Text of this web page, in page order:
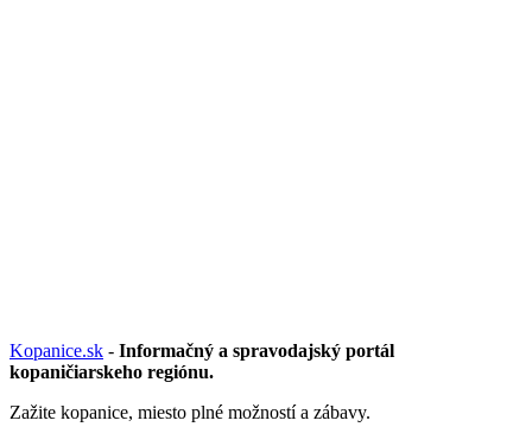
Kopanice.sk - Informačný a spravodajský portál
kopaničiarskeho regiónu.
Zažite kopanice, miesto plné možností a zábavy.